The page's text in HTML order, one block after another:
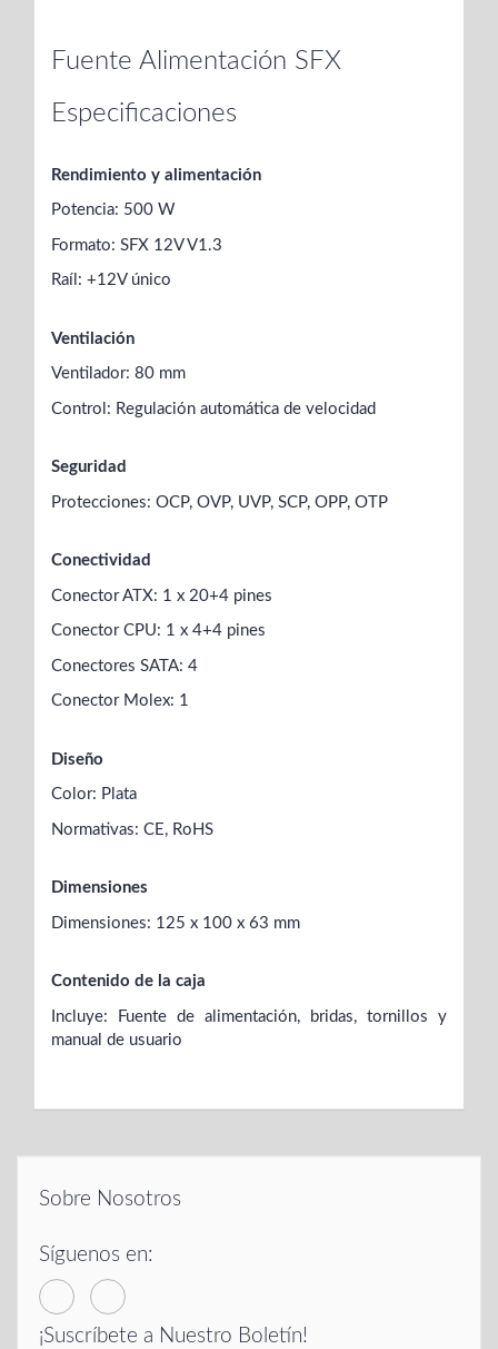
Fuente Alimentación SFX
Especificaciones
Rendimiento y alimentación
Potencia: 500 W
Formato: SFX 12V V1.3
Raíl: +12V único
Ventilación
Ventilador: 80 mm
Control: Regulación automática de velocidad
Seguridad
Protecciones: OCP, OVP, UVP, SCP, OPP, OTP
Conectividad
Conector ATX: 1 x 20+4 pines
Conector CPU: 1 x 4+4 pines
Conectores SATA: 4
Conector Molex: 1
Diseño
Color: Plata
Normativas: CE, RoHS
Dimensiones
Dimensiones: 125 x 100 x 63 mm
Contenido de la caja
Incluye: Fuente de alimentación, bridas, tornillos y
manual de usuario
Sobre Nosotros
Síguenos en:
¡Suscríbete a Nuestro Boletín!